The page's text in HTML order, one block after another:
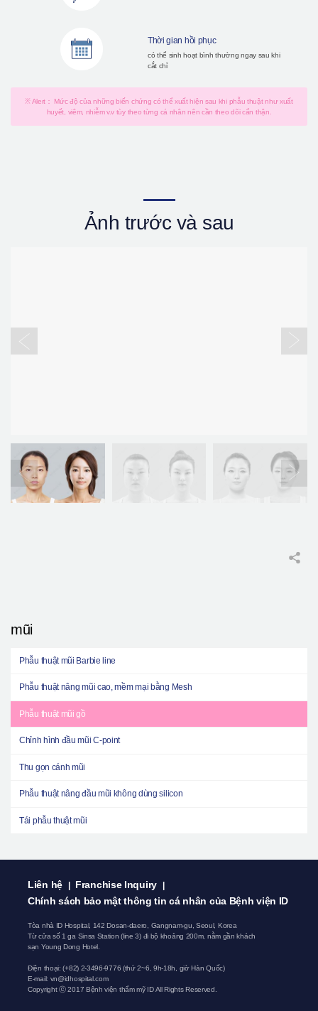
Thời gian hồi phục
có thể sinh hoạt bình thường ngay sau khi
cắt chỉ
※ Alert： Mức độ của những biến chứng có thể xuất hiện sau khi phẫu thuật như xuất
huyết, viêm, nhiễm v.v tùy theo từng cá nhân nên cần theo dõi cẩn thận.
Ảnh trước và sau
mũi
Phẫu thuật mũi Barbie line
Phẫu thuật nâng mũi cao, mềm mại bằng Mesh
Phẫu thuật mũi gồ
Chỉnh hình đầu mũi C-point
Thu gọn cánh mũi
Phẫu thuật nâng đầu mũi không dùng silicon
Tái phẫu thuật mũi
Liên hệ Franchise Inquiry
Chính sách bảo mật thông tin cá nhân của Bệnh viện ID
Tòa nhà ID Hospital, 142 Dosan-daero, Gangnam-gu, Seoul, Korea
Từ cửa số 1 ga Sinsa Station (line 3) đi bộ khoảng 200m, nằm gần khách
sạn Young Dong Hotel.
Điện thoại: (+82) 2-3496-9776 (thứ 2~6, 9h-18h, giờ Hàn Quốc)
E-mail: vn@idhospital.com
Copyright ⓒ 2017 Bệnh viện thẩm mỹ ID All Rights Reserved.